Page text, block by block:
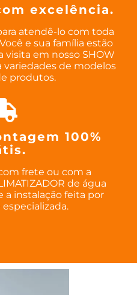
excelência.
atendê-lo com toda
e sua família estão
visita em nosso SHOW
variedades de modelos
produtos.
100%
frete ou com a
de água
a instalação feita por